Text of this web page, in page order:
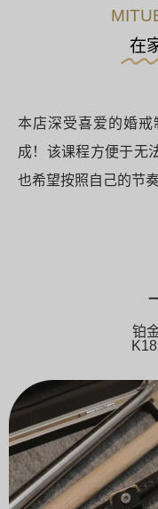
在
本店深受喜爱的婚
成！该课程方便于无
也希望按照自己的节
铂